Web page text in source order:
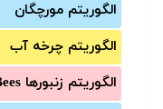
الگوریتم مورچگان
الگوریتم چرخه آب
الگوریتم زنبورها Bees